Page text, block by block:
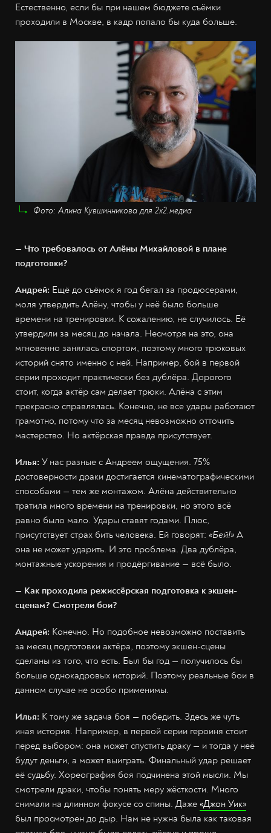
Естественно, если бы при нашем бюджете съёмки
проходили в Москве, в кадр попало бы куда больше.
Фото: Алина Кувшинникова для 2х2.медиа
— Что требовалось от Алёны Михайловой в плане
подготовки?
Андрей: Ещё до съёмок я год бегал за продюсерами,
моля утвердить Алёну, чтобы у неё было больше
времени на тренировки. К сожалению, не случилось. Её
утвердили за месяц до начала. Несмотря на это, она
мгновенно занялась спортом, поэтому много трюковых
историй снято именно с ней. Например, бой в первой
серии проходит практически без дублёра. Дорогого
стоит, когда актёр сам делает трюки. Алёна с этим
прекрасно справлялась. Конечно, не все удары работают
грамотно, потому что за месяц невозможно отточить
мастерство. Но актёрская правда присутствует.
Илья: У нас разные с Андреем ощущения. 75%
достоверности драки достигается кинематографическими
способами — тем же монтажом. Алёна действительно
тратила много времени на тренировки, но этого всё
равно было мало. Удары ставят годами. Плюс,
присутствует страх бить человека. Ей говорят: «Бей!» А
она не может ударить. И это проблема. Два дублёра,
монтажные ускорения и продёргивание — всё было.
— Как проходила режиссёрская подготовка к экшен-
сценам? Смотрели бои?
Андрей: Конечно. Но подобное невозможно поставить
за месяц подготовки актёра, поэтому экшен-сцены
сделаны из того, что есть. Был бы год — получилось бы
больше однокадровых историй. Поэтому реальные бои в
данном случае не особо применимы.
Илья: К тому же задача боя — победить. Здесь же чуть
иная история. Например, в первой серии героиня стоит
перед выбором: она может спустить драку — и тогда у неё
будут деньги, а может выиграть. Финальный удар решает
её судьбу. Хореография боя подчинена этой мысли. Мы
смотрели драки, чтобы понять меру жёсткости. Много
снимали на длинном фокусе со спины. Даже «Джон Уик»
был просмотрен до дыр. Нам не нужна была как таковая